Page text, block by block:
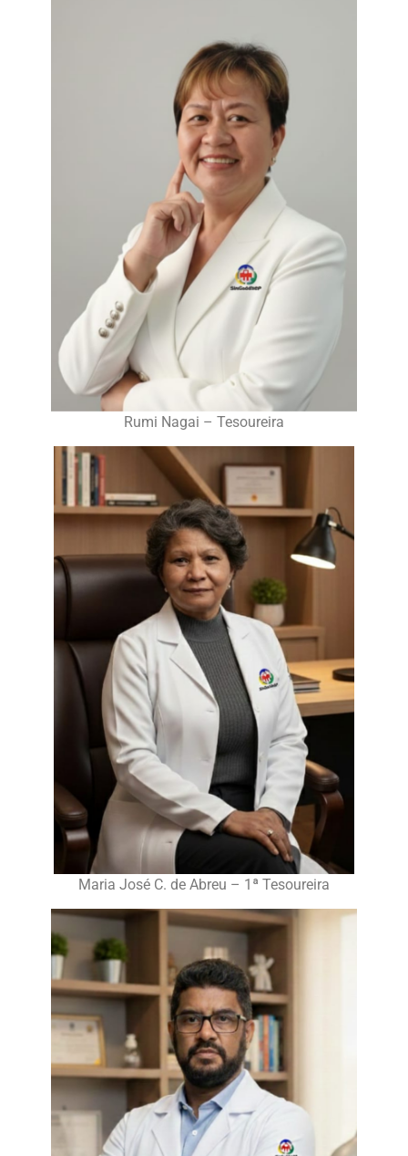
Rumi Nagai – Tesoureira
Maria José C. de Abreu – 1ª Tesoureira